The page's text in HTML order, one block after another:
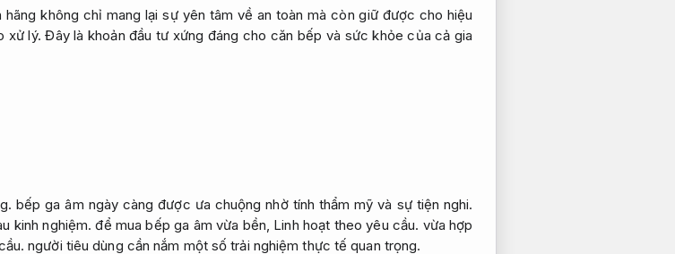
không chỉ mang lại sự yên tâm về an toàn mà còn giữ được cho hiệu
xử lý. Đây là khoản đầu tư xứng đáng cho căn bếp và sức khỏe của cả gia
bếp ga âm ngày càng được ưa chuộng nhờ tính thẩm mỹ và sự tiện nghi.
kinh nghiệm. để mua bếp ga âm vừa bền, Linh hoạt theo yêu cầu. vừa hợp
người tiêu dùng cần nắm một số trải nghiệm thực tế quan trọng.